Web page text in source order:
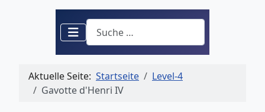
Suchen
Aktuelle Seite: Startseite
Level-4
Gavotte d'Henri IV